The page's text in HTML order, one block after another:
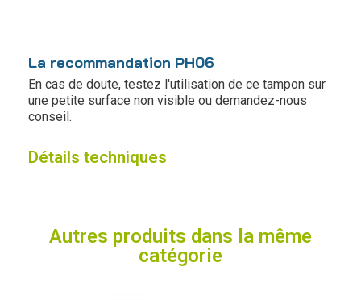
La recommandation PH06
En cas de doute, testez l'utilisation de ce tampon sur
une petite surface non visible ou demandez-nous
conseil.
Détails techniques
Autres produits dans la même
catégorie